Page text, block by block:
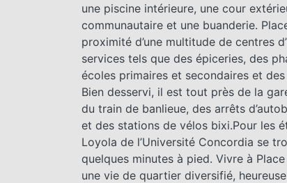
une piscine intérieure, une cour
communautaire et une buanderie.
proximité d’une multitude de centres
services tels que des épiceries, des
écoles primaires et secondaires et
Bien desservi, il est tout près de la
du train de banlieue, des arrêts
et des stations de vélos bixi.Pour les
Loyola de l’Université Concordia se
quelques minutes à pied. Vivre à
une vie de quartier diversifié,